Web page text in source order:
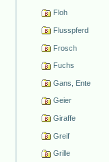
Floh
Flusspferd
Frosch
Fuchs
Gans, Ente
Geier
Giraffe
Greif
Grille